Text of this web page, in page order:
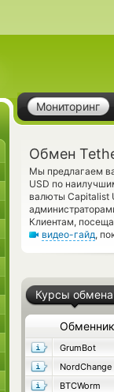
Мониторинг
Обмен
Мы предлагаем
USD по
валюты Capitalist
Клиентам,
видео-гайд,
Курсы обмена
Обменник
GrumBot
NordChange
BTCWorm